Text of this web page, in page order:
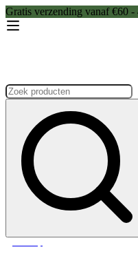
Gratis verzending vanaf €60
Zoeken: